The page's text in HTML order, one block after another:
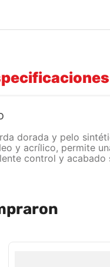
dorada y pelo
y acrílico, permite
control y acabado